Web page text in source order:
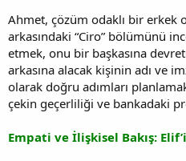
Ahmet, çözüm odaklı bir erkek
arkasındaki “Ciro” bölümünü
etmek, onu bir başkasına
arkasına alacak kişinin adı ve
olarak doğru adımları
çekin geçerliliği ve bankadaki
Empati ve İlişkisel Bakış: